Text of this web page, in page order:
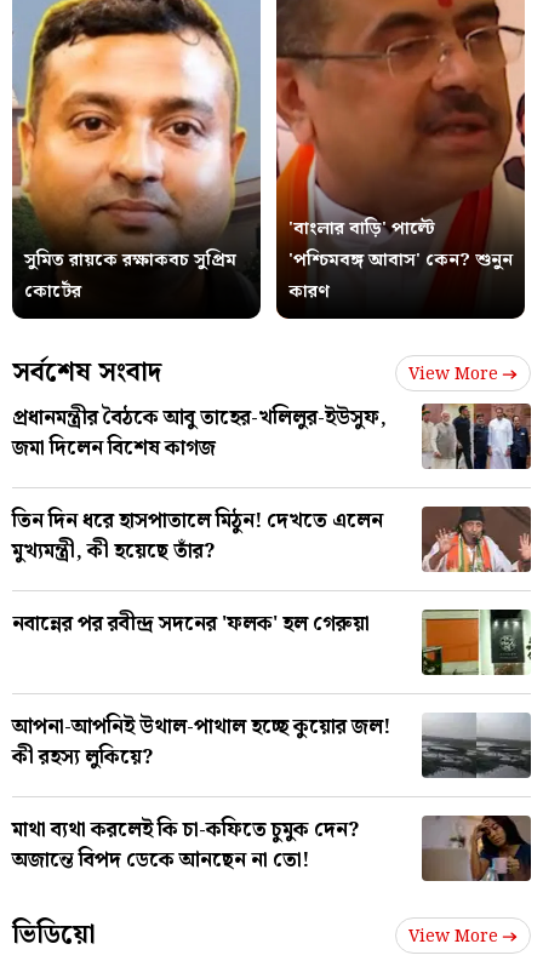
সুমিত রায়কে রক্ষাকবচ সুপ্রিম
কোর্টের
'বাংলার বাড়ি' পাল্টে
'পশ্চিমবঙ্গ আবাস' কেন? শুনুন
কারণ
সর্বশেষ সংবাদ View More
প্রধানমন্ত্রীর বৈঠকে আবু তাহের-খলিলুর-ইউসুফ,
জমা দিলেন বিশেষ কাগজ
তিন দিন ধরে হাসপাতালে মিঠুন! দেখতে এলেন
মুখ্যমন্ত্রী, কী হয়েছে তাঁর?
নবান্নের পর রবীন্দ্র সদনের 'ফলক' হল গেরুয়া
আপনা-আপনিই উথাল-পাথাল হচ্ছে কুয়োর জল!
কী রহস্য লুকিয়ে?
মাথা ব্যথা করলেই কি চা-কফিতে চুমুক দেন?
অজান্তে বিপদ ডেকে আনছেন না তো!
ভিডিয়ো View More